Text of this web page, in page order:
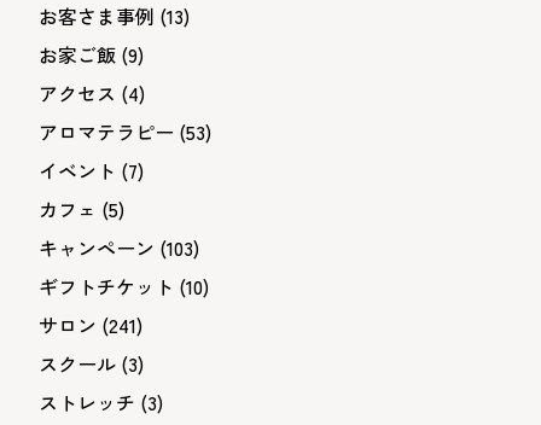
お客さま事例 (13)
お家ご飯 (9)
アクセス (4)
アロマテラピー (53)
イベント (7)
カフェ (5)
キャンペーン (103)
ギフトチケット (10)
サロン (241)
スクール (3)
ストレッチ (3)